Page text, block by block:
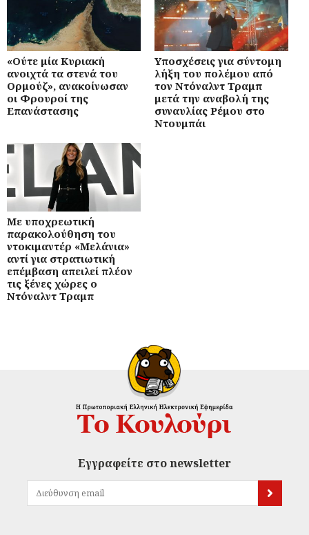
«Ούτε μία Κυριακή
ανοιχτά τα στενά του
Ορμούζ», ανακοίνωσαν
οι Φρουροί της
Επανάστασης
Υποσχέσεις για σύντομη
λήξη του πολέμου από
τον Ντόναλντ Τραμπ
μετά την αναβολή της
συναυλίας Ρέμου στο
Ντουμπάι
Με υποχρεωτική
παρακολούθηση του
ντοκιμαντέρ «Μελάνια»
αντί για στρατιωτική
επέμβαση απειλεί πλέον
τις ξένες χώρες ο
Ντόναλντ Τραμπ
Εγγραφείτε στο newsletter